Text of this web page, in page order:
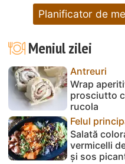
Planificator de
Meniul zilei
Antreuri
Wrap
prosciutto
rucola
Felul
Salată
vermicelli
și sos